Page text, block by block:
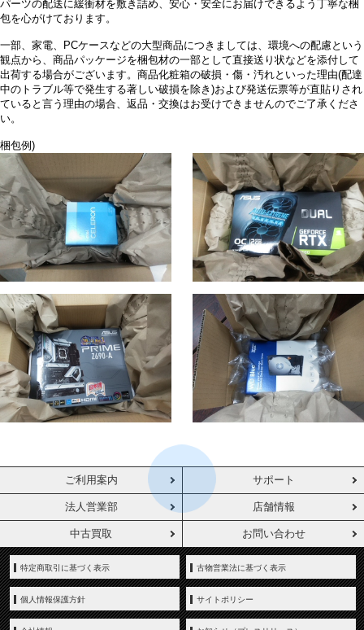
パーツの配送に緩衝材を敷き詰め、安心・安全にお届けできるよう丁寧な梱
包を心がけております。
一部、家電、PCケースなどの大型商品につきましては、環境への配慮という
観点から、商品パッケージを梱包材の一部として直接送り状などを添付して
出荷する場合がございます。商品化粧箱の破損・傷・汚れといった理由(配達
中のトラブル等で発生する著しい破損を除き)および発送伝票等が直貼りされ
ていると言う理由の場合、返品・交換はお受けできませんのでご了承くださ
い。
梱包例)
ご利用案内 サポート
法人営業部 店舗情報
中古買取 お問い合わせ
特定商取引に基づく表示 古物営業法に基づく表示
個人情報保護方針 サイトポリシー